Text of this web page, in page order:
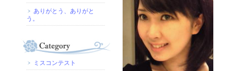
ありがとう、ありがと
う。
ミスコンテスト